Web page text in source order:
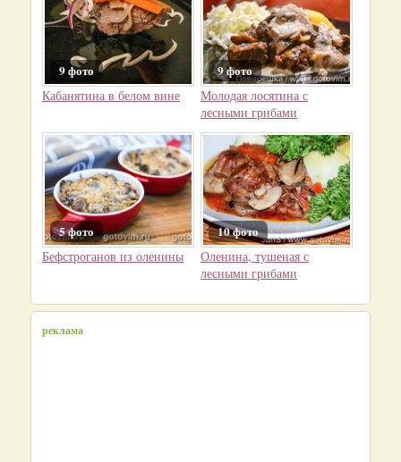
9 фото
Кабанятина в белом вине
9 фото
Молодая лосятина с
лесными грибами
5 фото
Бефстроганов из оленины
10 фото
Оленина, тушеная с
лесными грибами
реклама